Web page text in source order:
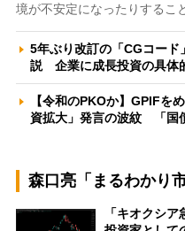
境が不安定になったりするこ
5年ぶり改訂の「CGコー
説 企業に成長投資の具体
【令和のPKOか】GPIFを
資拡大」発言の波紋 「国
森口亮「まるわかり
「キオクシ